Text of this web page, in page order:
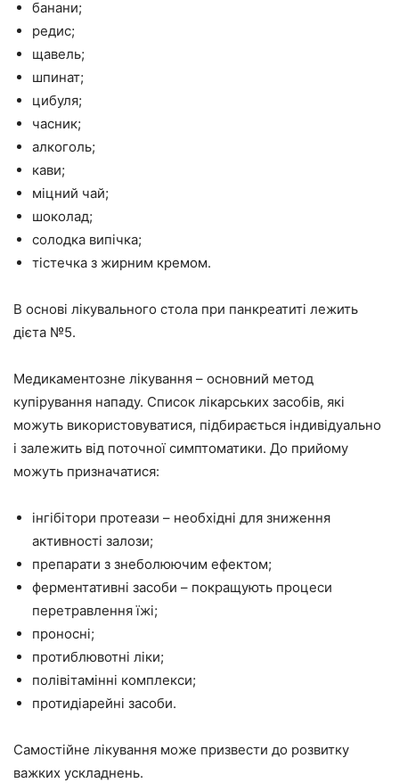
банани;
редис;
щавель;
шпинат;
цибуля;
часник;
алкоголь;
кави;
міцний чай;
шоколад;
солодка випічка;
тістечка з жирним кремом.
В основі лікувального стола при панкреатиті лежить
дієта №5.
Медикаментозне лікування – основний метод
купірування нападу. Список лікарських засобів, які
можуть використовуватися, підбирається індивідуально
і залежить від поточної симптоматики. До прийому
можуть призначатися:
інгібітори протеази – необхідні для зниження
активності залози;
препарати з знеболюючим ефектом;
ферментативні засоби – покращують процеси
перетравлення їжі;
проносні;
протиблювотні ліки;
полівітамінні комплекси;
протидіарейні засоби.
Самостійне лікування може призвести до розвитку
важких ускладнень.